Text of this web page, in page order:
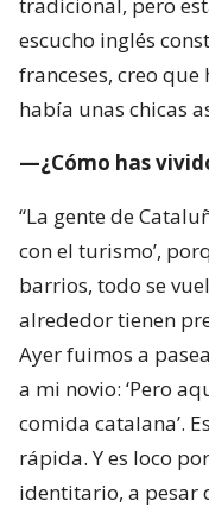
escucho inglés
franceses, creo
había unas chicas
—¿Cómo has
“La gente de
con el turismo’,
barrios, todo se
alrededor tienen
Ayer fuimos a
a mi novio: ‘Pero
comida catalana’.
rápida. Y es loco
identitario, a pesar